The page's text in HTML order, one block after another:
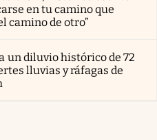
en tu camino que
camino de otro”
un diluvio histórico de 72
lluvias y ráfagas de